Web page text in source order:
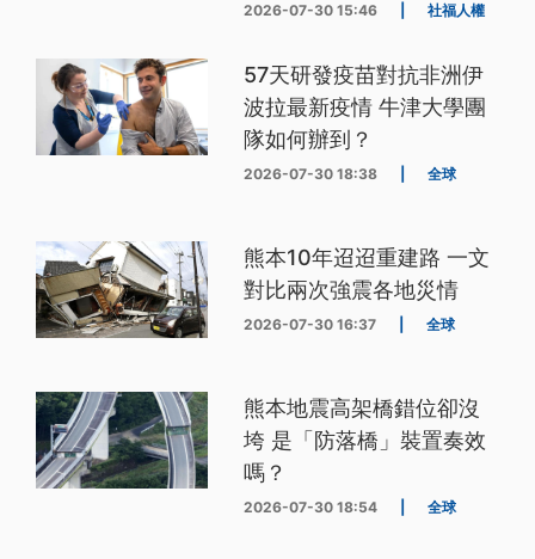
2026-07-30 15:46 社福人權
57天研發疫苗對抗非洲伊
波拉最新疫情 牛津大學團
隊如何辦到？
2026-07-30 18:38 全球
熊本10年迢迢重建路 一文
對比兩次強震各地災情
2026-07-30 16:37 全球
熊本地震高架橋錯位卻沒
垮 是「防落橋」裝置奏效
嗎？
2026-07-30 18:54 全球